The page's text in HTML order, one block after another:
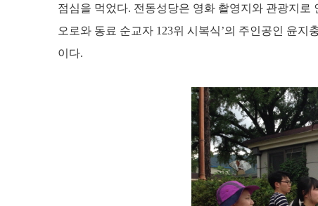
점심을 먹었다. 전동성당은 영화 촬영지와 관광지로
오로와 동료 순교자 123위 시복식’의 주인공인 윤
이다.